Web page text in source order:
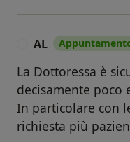
AL
La Dottoressa è
decisamente poco
In particolare con
richiesta più